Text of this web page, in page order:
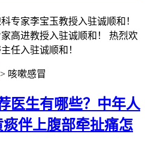
专家李宝玉教授入驻诚顺和！
高进教授入驻诚顺和！ 热烈欢
任入驻诚顺和！
> 咳嗽感冒
医生有哪些？中年人
伴上腹部牵扯痛怎